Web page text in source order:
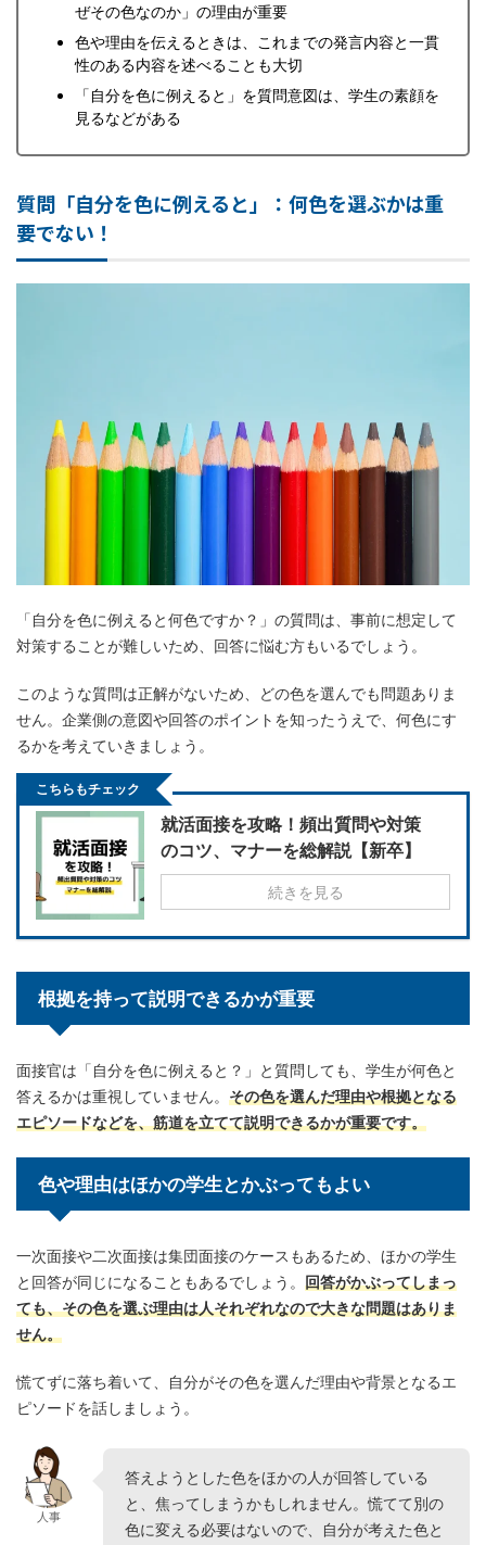
ぜその色なのか」の理由が重要
色や理由を伝えるときは、これまでの発言内容と一貫
性のある内容を述べることも大切
「自分を色に例えると」を質問意図は、学生の素顔を
見るなどがある
質問「自分を色に例えると」：何色を選ぶかは重
要でない！
「自分を色に例えると何色ですか？」の質問は、事前に想定して
対策することが難しいため、回答に悩む方もいるでしょう。
このような質問は正解がないため、どの色を選んでも問題ありま
せん。企業側の意図や回答のポイントを知ったうえで、何色にす
るかを考えていきましょう。
こちらもチェック
就活面接を攻略！頻出質問や対策
のコツ、マナーを総解説【新卒】
続きを見る
根拠を持って説明できるかが重要
面接官は「自分を色に例えると？」と質問しても、学生が何色と
答えるかは重視していません。 その色を選んだ理由や根拠となる
エピソードなどを、筋道を立てて説明できるかが重要です。
色や理由はほかの学生とかぶってもよい
一次面接や二次面接は集団面接のケースもあるため、ほかの学生
と回答が同じになることもあるでしょう。 回答がかぶってしまっ
ても、その色を選ぶ理由は人それぞれなので大きな問題はありま
せん。
慌てずに落ち着いて、自分がその色を選んだ理由や背景となるエ
ピソードを話しましょう。
人事
答えようとした色をほかの人が回答している
と、焦ってしまうかもしれません。慌てて別の
色に変える必要はないので、自分が考えた色と